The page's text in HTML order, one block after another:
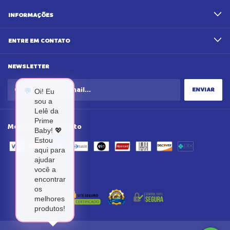
INFORMAÇÕES
ENTRE EM CONTATO
NEWSLETTER
Meios de pagamento
💬 Oi! Eu
sou a
Lelê da
Prime
Baby! 💖
Estou
aqui para
ajudar
você a
encontrar
os
melhores
produtos!